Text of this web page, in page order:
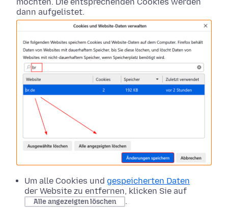
möchten. Die entsprechenden Cookies werden
dann aufgelistet.
Um alle Cookies und gespeicherten Daten
der Website zu entfernen, klicken Sie auf
Alle angezeigten löschen
.